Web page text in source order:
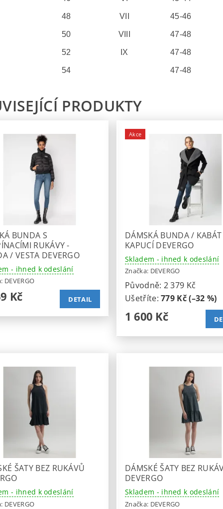
48 VII 45-46
50 VIII 47-48
52 IX 47-48
54 47-48
PRODUKTY
BUNDA S
RUKÁVY -
/ VESTA DEVERGO
- ihned k odeslání
DEVERGO
Kč DETAIL
Akce
DÁMSKÁ BUNDA / KABÁT
KAPUCÍ DEVERGO
Skladem - ihned k odeslání
Značka: DEVERGO
Původně: 2 379 Kč
Ušetříte:779 Kč (–32 %)
1 600 Kč
ŠATY BEZ RUKÁVŮ
- ihned k odeslání
DEVERGO
DÁMSKÉ ŠATY BEZ
DEVERGO
Skladem - ihned k odeslání
Značka: DEVERGO